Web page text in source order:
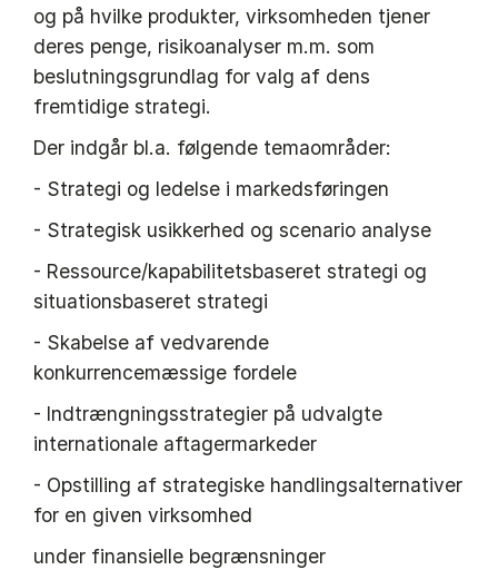
og på hvilke produkter, virksomheden tjener
deres penge, risikoanalyser m.m. som
beslutningsgrundlag for valg af dens
fremtidige strategi.
Der indgår bl.a. følgende temaområder:
- Strategi og ledelse i markedsføringen
- Strategisk usikkerhed og scenario analyse
- Ressource/kapabilitetsbaseret strategi og
situationsbaseret strategi
- Skabelse af vedvarende
konkurrencemæssige fordele
- Indtrængningsstrategier på udvalgte
internationale aftagermarkeder
- Opstilling af strategiske handlingsalternativer
for en given virksomhed
under finansielle begrænsninger